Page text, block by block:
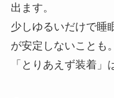
出ます。
少しゆるいだけで睡
が安定しないことも。
「とりあえず装着」